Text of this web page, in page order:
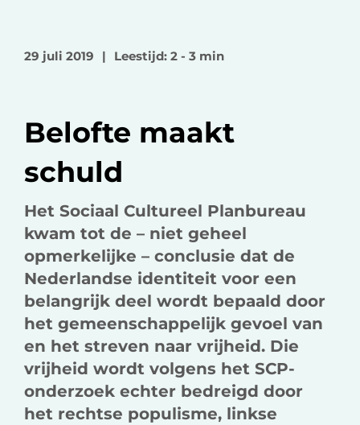
o
k
I
29 juli 2019 | Leestijd: 2 - 3 min
Belofte maakt
schuld
Het Sociaal Cultureel Planbureau
kwam tot de – niet geheel
opmerkelijke – conclusie dat de
Nederlandse identiteit voor een
belangrijk deel wordt bepaald door
het gemeenschappelijk gevoel van
en het streven naar vrijheid. Die
vrijheid wordt volgens het SCP-
onderzoek echter bedreigd door
het rechtse populisme, linkse